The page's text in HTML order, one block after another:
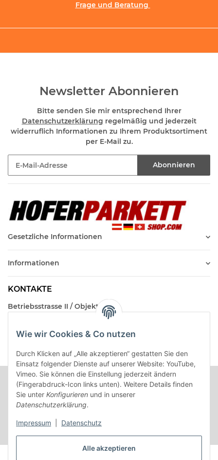
Alle akzeptieren
Wie wir Cookies & Co nutzen
Durch Klicken auf „Alle akzeptieren“ gestatten Sie den
Einsatz folgender Dienste auf unserer Website: YouTube,
Vimeo. Sie können die Einstellung jederzeit ändern
(Fingerabdruck-Icon links unten). Weitere Details finden
Sie unter Konfigurieren und in unserer
Datenschutzerklärung.
Impressum Datenschutz
Frage und Beratung
Newsletter Abonnieren
Bitte senden Sie mir entsprechend Ihrer
Datenschutzerklärung regelmäßig und jederzeit
widerruflich Informationen zu Ihrem Produktsortiment
per E-Mail zu.
Abonnieren
Gesetzliche Informationen
Informationen
KONTAKTE
Betriebsstrasse II / Objekt 17
Kontakt